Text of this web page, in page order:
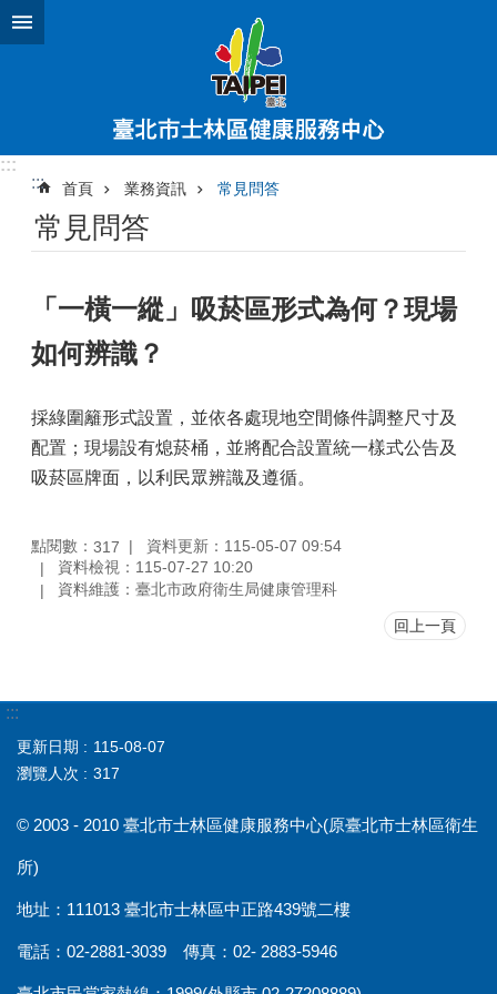
跳到主要內容區塊
:::
:::
首頁 業務資訊 常見問答
常見問答
「一橫一縱」吸菸區形式為何？現場
如何辨識？
採綠圍籬形式設置，並依各處現地空間條件調整尺寸及
配置；現場設有熄菸桶，並將配合設置統一樣式公告及
吸菸區牌面，以利民眾辨識及遵循。
點閱數： 317
資料更新：115-05-07 09:54
資料檢視：115-07-27 10:20
資料維護：臺北市政府衛生局健康管理科
回上一頁
:::
更新日期
115-08-07
瀏覽人次
317
© 2003 - 2010 臺北市士林區健康服務中心(原臺北市士林區衛生
所)
地址：111013 臺北市士林區中正路439號二樓
電話：02-2881-3039 傳真：02- 2883-5946